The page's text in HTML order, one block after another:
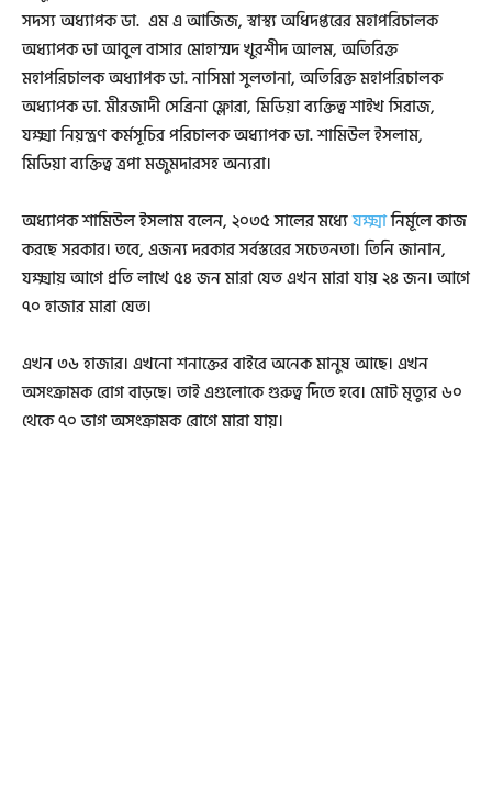
সদস্য অধ্যাপক ডা. এম এ আজিজ, স্বাস্থ্য অধিদপ্তরের মহাপরিচালক
অধ্যাপক ডা আবুল বাসার মোহাম্মদ খুরশীদ আলম, অতিরিক্ত
মহাপরিচালক অধ্যাপক ডা. নাসিমা সুলতানা, অতিরিক্ত মহাপরিচালক
অধ্যাপক ডা. মীরজাদী সেব্রিনা ফ্লোরা, মিডিয়া ব্যক্তিত্ব শাইখ সিরাজ,
যক্ষ্মা নিয়ন্ত্রণ কর্মসূচির পরিচালক অধ্যাপক ডা. শামিউল ইসলাম,
মিডিয়া ব্যক্তিত্ব ত্রপা মজুমদারসহ অন্যরা।
অধ্যাপক শামিউল ইসলাম বলেন, ২০৩৫ সালের মধ্যেযক্ষ্মানির্মূলে কাজ
করছে সরকার। তবে, এজন্য দরকার সর্বস্তরের সচেতনতা। তিনি জানান,
যক্ষ্মায় আগে প্রতি লাখে ৫৪ জন মারা যেত এখন মারা যায় ২৪ জন। আগে
৭০ হাজার মারা যেত।
এখন ৩৬ হাজার। এখনো শনাক্তের বাইরে অনেক মানুষ আছে। এখন
অসংক্রামক রোগ বাড়ছে। তাই এগুলোকে গুরুত্ব দিতে হবে। মোট মৃত্যুর ৬০
থেকে ৭০ ভাগ অসংক্রামক রোগে মারা যায়।